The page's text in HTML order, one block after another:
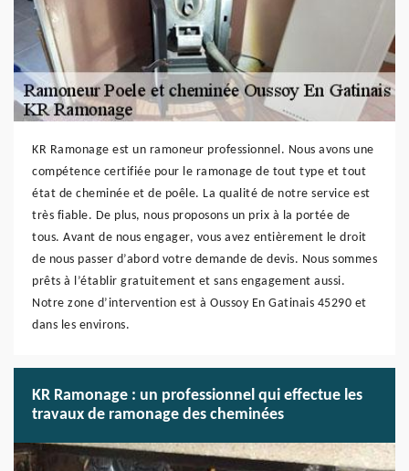
KR Ramonage est un ramoneur professionnel. Nous avons une
compétence certifiée pour le ramonage de tout type et tout
état de cheminée et de poêle. La qualité de notre service est
très fiable. De plus, nous proposons un prix à la portée de
tous. Avant de nous engager, vous avez entièrement le droit
de nous passer d’abord votre demande de devis. Nous sommes
prêts à l’établir gratuitement et sans engagement aussi.
Notre zone d’intervention est à Oussoy En Gatinais 45290 et
dans les environs.
KR Ramonage : un professionnel qui effectue les
travaux de ramonage des cheminées